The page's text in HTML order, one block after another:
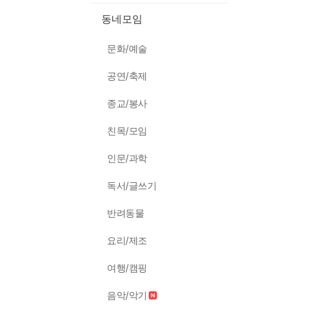
동네모임
문화/예술
공연/축제
종교/봉사
친목/모임
인문/과학
독서/글쓰기
반려동물
요리/제조
여행/캠핑
음악/악기